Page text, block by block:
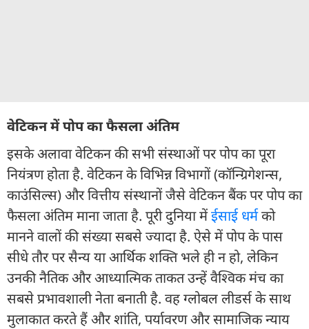
वेटिकन में पोप का फैसला अंतिम
इसके अलावा वेटिकन की सभी संस्थाओं पर पोप का पूरा
नियंत्रण होता है. वेटिकन के विभिन्न विभागों (कॉन्ग्रिगेशन्स,
काउंसिल्स) और वित्तीय संस्थानों जैसे वेटिकन बैंक पर पोप का
फैसला अंतिम माना जाता है. पूरी दुनिया मेंईसाई धर्मको
मानने वालों की संख्या सबसे ज्यादा है. ऐसे में पोप के पास
सीधे तौर पर सैन्य या आर्थिक शक्ति भले ही न हो, लेकिन
उनकी नैतिक और आध्यात्मिक ताकत उन्हें वैश्विक मंच का
सबसे प्रभावशाली नेता बनाती है. वह ग्लोबल लीडर्स के साथ
मुलाकात करते हैं और शांति, पर्यावरण और सामाजिक न्याय